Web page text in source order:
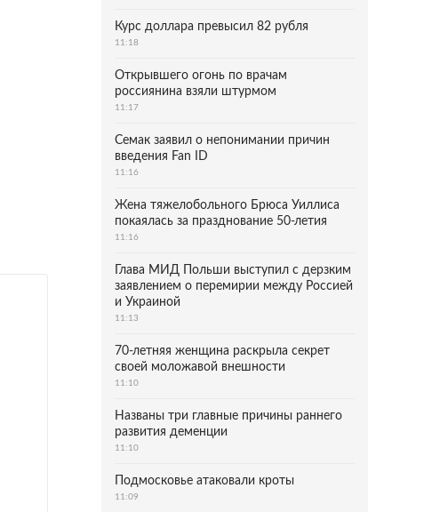
Курс доллара превысил 82 рубля
11:18
Открывшего огонь по врачам
россиянина взяли штурмом
11:17
Семак заявил о непонимании причин
введения Fan ID
11:16
Жена тяжелобольного Брюса Уиллиса
покаялась за празднование 50-летия
11:16
Глава МИД Польши выступил с дерзким
заявлением о перемирии между Россией
и Украиной
11:13
70-летняя женщина раскрыла секрет
своей моложавой внешности
11:10
Названы три главные причины раннего
развития деменции
11:10
Подмосковье атаковали кроты
11:09